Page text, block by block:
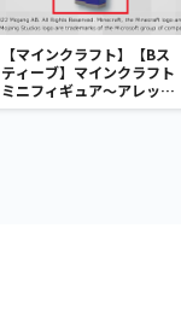
【マインクラフト】【Bス
ティーブ】マインクラフト
ミニフィギュア～アレック
ス・スティーブ・クリーパ